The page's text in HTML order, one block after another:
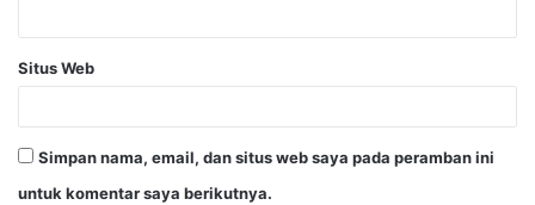
Situs Web
Simpan nama, email, dan situs web saya pada peramban ini
untuk komentar saya berikutnya.